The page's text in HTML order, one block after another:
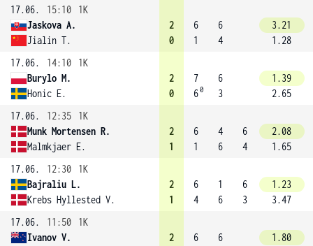
17.06.
15:10
1K
Jaskova A.
Jialin T.
2
0
6
1
6
4
3.21
1.28
17.06.
14:10
1K
Burylo M.
Honic E.
2
0
7
60
6
3
1.39
2.65
17.06.
12:35
1K
Munk Mortensen R.
Malmkjaer E.
2
1
6
1
4
6
6
4
2.08
1.65
17.06.
12:30
1K
Bajraliu L.
Krebs Hyllested V.
2
1
6
4
1
6
6
3
1.23
3.47
17.06.
11:50
1K
Ivanov V.
2
6
6
1.80